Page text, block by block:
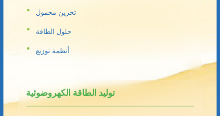
تخزين محمول
حلول الطاقة
أنظمة توزيع
توليد الطاقة الكهروضوئية